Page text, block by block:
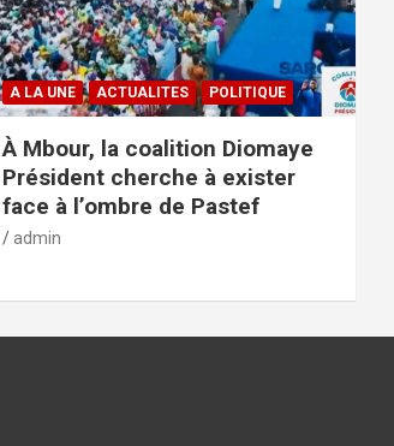
A LA UNE ACTUALITES POLITIQUE
À Mbour, la coalition Diomaye
Président cherche à exister
face à l’ombre de Pastef
admin